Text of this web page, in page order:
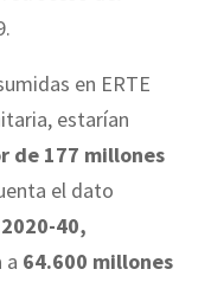
en ERTE
estarían
de 177 millones
el dato
40,
a 64.600 millones